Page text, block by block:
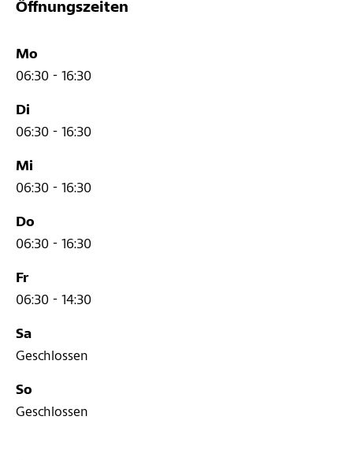
Öffnungszeiten
Mo
06:30 - 16:30
Di
06:30 - 16:30
Mi
06:30 - 16:30
Do
06:30 - 16:30
Fr
06:30 - 14:30
Sa
Geschlossen
So
Geschlossen